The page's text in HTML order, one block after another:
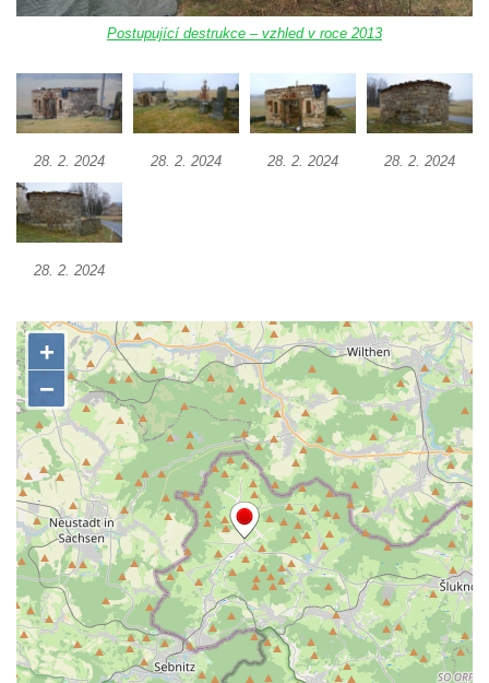
Kostel svaté Kateřiny Alexandrijské v
Krásně
Kostel Božího Těla v Kraslicích
Kostel svaté Maří Magdalény v Karlových
Varech
Kaple Panny Marie pod hradem Přimda
Kaple Panny Marie v Kunčicích nad Labem
Hrobová kaple na hřbitově v Rychnově u
Jablonce nad Nisou
Rychnově u Jablonce nad Nisou
Výklenková kaple u rozcestí u domu čp. 42
v Krásné u Pěnčína
Márnice na hřbitově v Krásné u Pěnčína
Výklenková kaple naproti domu čp. 34 v
Krásné u Pěnčína
Kostel svatého Josefa v Krásné u Pěnčína
Kostel Panny Marie Pomocné s Ivanitskou
poustevnou v Teplicích nad Metují
Hřbitovní kaple/márnice na hřbitově v
Teplicích nad Metují
Kostel svatého Vavřince v Teplicích nad
Postupující destrukce – vzhled v roce 2013
28. 2. 2024 28. 2. 2024 28. 2. 2024 28. 2. 2024
28. 2. 2024